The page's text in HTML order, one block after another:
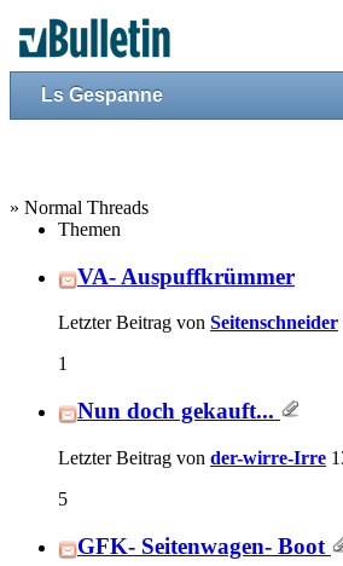
Ls Gespanne
» Normal Threads
Themen
VA- Auspuffkrümmer
Letzter Beitrag von Seitenschneider
1
Nun doch gekauft...
Letzter Beitrag von der-wirre-Irre
5
GFK- Seitenwagen- Boot